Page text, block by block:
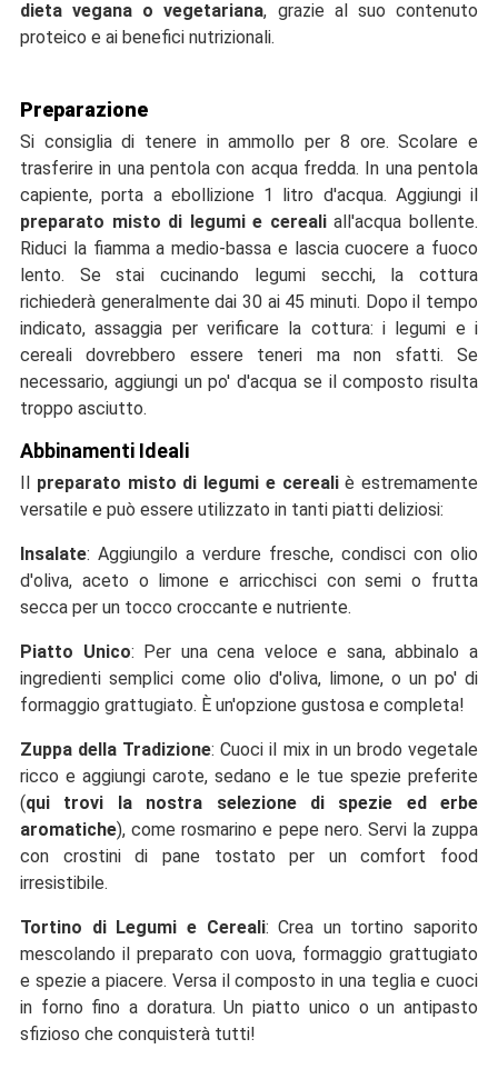
dieta vegana o vegetariana, grazie al suo contenuto
proteico e ai benefici nutrizionali.
Preparazione
Si consiglia di tenere in ammollo per 8 ore. Scolare e
trasferire in una pentola con acqua fredda. In una pentola
capiente, porta a ebollizione 1 litro d'acqua. Aggiungi il
preparato misto di legumi e cerealiall'acqua bollente.
Riduci la fiamma a medio-bassa e lascia cuocere a fuoco
lento. Se stai cucinando legumi secchi, la cottura
richiederà generalmente dai 30 ai 45 minuti. Dopo il tempo
indicato, assaggia per verificare la cottura: i legumi e i
cereali dovrebbero essere teneri ma non sfatti. Se
necessario, aggiungi un po' d'acqua se il composto risulta
troppo asciutto.
Abbinamenti Ideali
preparato misto di legumi e cerealiè estremamente
versatile e può essere utilizzato in tanti piatti deliziosi:
Insalate: Aggiungilo a verdure fresche, condisci con olio
d'oliva, aceto o limone e arricchisci con semi o frutta
secca per un tocco croccante e nutriente.
Piatto Unico: Per una cena veloce e sana, abbinalo a
ingredienti semplici come olio d'oliva, limone, o un po' di
formaggio grattugiato. È un'opzione gustosa e completa!
Zuppa della Tradizione: Cuoci il mix in un brodo vegetale
ricco e aggiungi carote, sedano e le tue spezie preferite
(qui trovi la nostra selezione di spezie ed erbe
aromatiche), come rosmarino e pepe nero. Servi la zuppa
con crostini di pane tostato per un comfort food
irresistibile.
Tortino di Legumi e Cereali: Crea un tortino saporito
mescolando il preparato con uova, formaggio grattugiato
e spezie a piacere. Versa il composto in una teglia e cuoci
in forno fino a doratura. Un piatto unico o un antipasto
sfizioso che conquisterà tutti!